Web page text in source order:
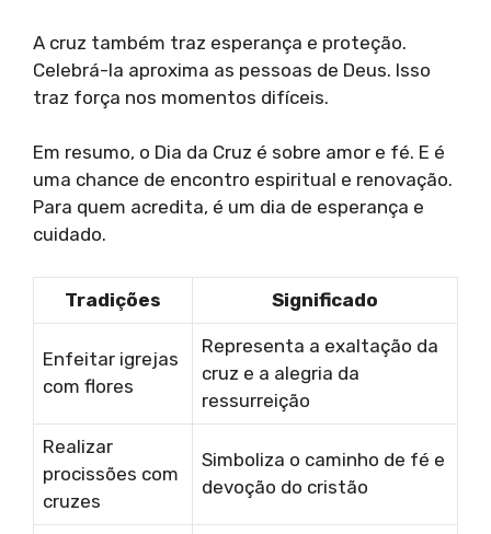
A cruz também traz esperança e proteção.
Celebrá-la aproxima as pessoas de Deus. Isso
traz força nos momentos difíceis.
Em resumo, o Dia da Cruz é sobre amor e fé. E é
uma chance de encontro espiritual e renovação.
Para quem acredita, é um dia de esperança e
cuidado.
Tradições Significado
Enfeitar igrejas
com flores
Representa a exaltação da
cruz e a alegria da
ressurreição
Realizar
procissões com
cruzes
Simboliza o caminho de fé e
devoção do cristão